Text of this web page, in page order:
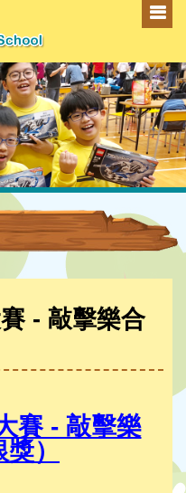
- 敲擊樂合
賽 - 敲擊樂
）